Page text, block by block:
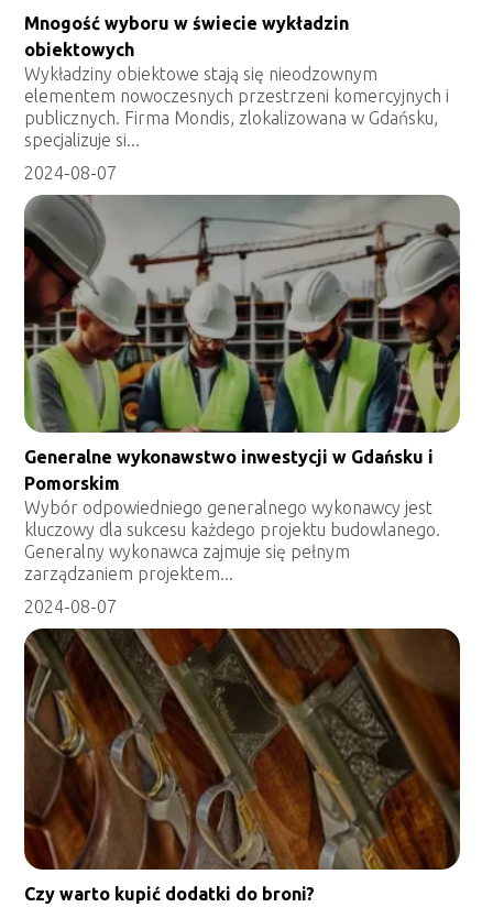
Mnogość wyboru w świecie wykładzin
obiektowych
Wykładziny obiektowe stają się nieodzownym
elementem nowoczesnych przestrzeni komercyjnych i
publicznych. Firma Mondis, zlokalizowana w Gdańsku,
specjalizuje si...
2024-08-07
Generalne wykonawstwo inwestycji w Gdańsku i
Pomorskim
Wybór odpowiedniego generalnego wykonawcy jest
kluczowy dla sukcesu każdego projektu budowlanego.
Generalny wykonawca zajmuje się pełnym
zarządzaniem projektem...
2024-08-07
Czy warto kupić dodatki do broni?